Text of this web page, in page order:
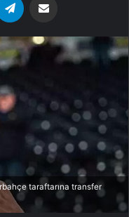
taraftarına transfer